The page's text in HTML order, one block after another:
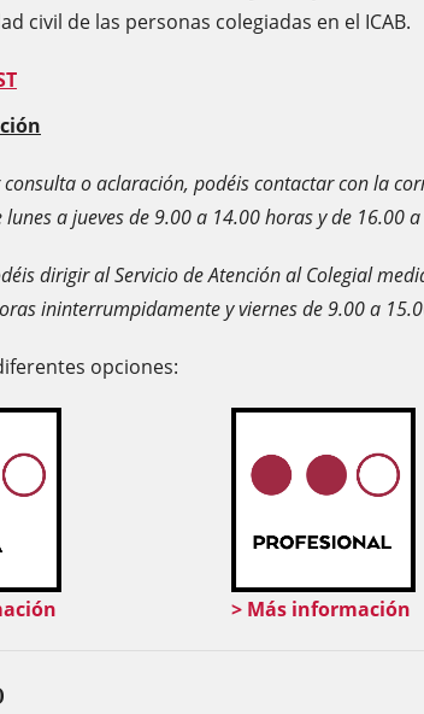
civil de las personas colegiadas en el ICAB.
o aclaración, podéis contactar con la
a jueves de 9.00 a 14.00 horas y de 16.00
dirigir al Servicio de Atención al Colegial
ininterrumpidamente y viernes de 9.00 a
opciones:
> Más información